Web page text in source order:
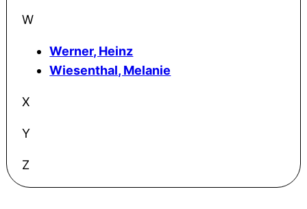
W
Werner, Heinz
Wiesenthal, Melanie
X
Y
Z